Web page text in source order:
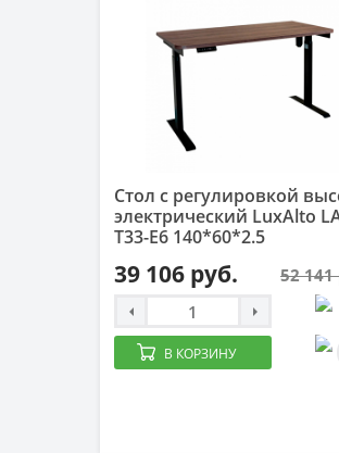
Стол с регулировкой
электрический LuxAlto
T33-E6 140*60*2.5
39 106 руб. 52 141
В КОРЗИНУ